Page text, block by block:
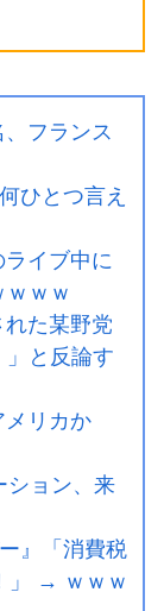
、フランス
ひとつ言え
ライブ中に
ｗｗ
た某野党
と反論す
メリカか
ション、来
』「消費税
」 → ｗｗｗ